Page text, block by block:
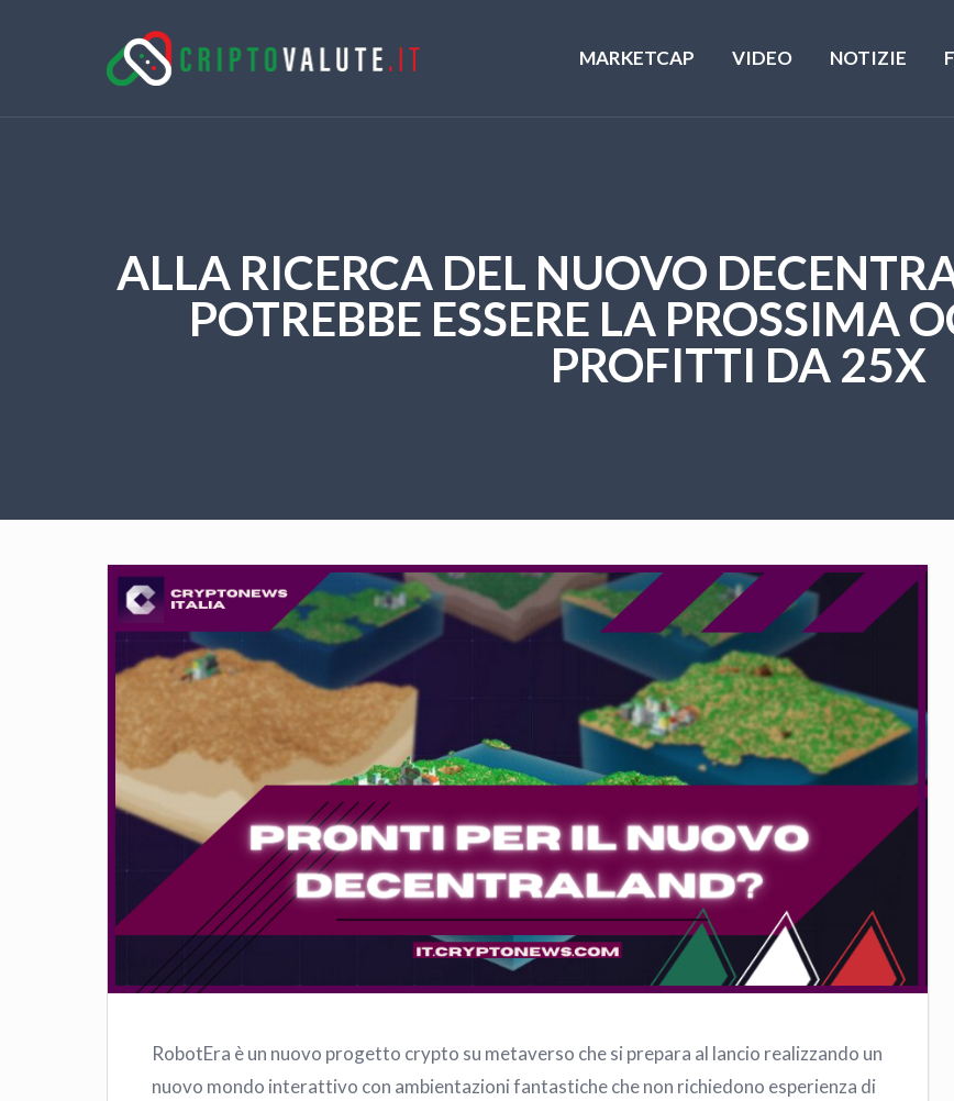
MARKETCAP VIDEO NOTIZIE
ALLA RICERCA DEL NUOVO
POTREBBE ESSERE LA PROSSIMA
PROFITTI DA 25X
RobotEra è un nuovo progetto crypto su metaverso che si prepara al lancio realizzando un
nuovo mondo interattivo con ambientazioni fantastiche che non richiedono esperienza di